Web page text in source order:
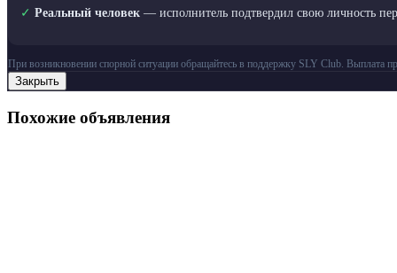
✓ Реальный человек — исполнитель подтвердил свою личность
При возникновении спорной ситуации обращайтесь в поддержку SLY Club. Выплата
Закрыть
Похожие объявления